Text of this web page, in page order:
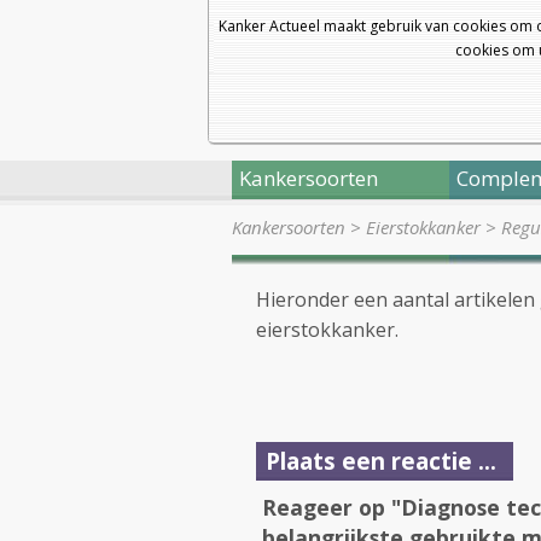
Kanker Actueel maakt gebruik van cookies
cookies om
Kankersoorten
Kankersoorten > Eierstokkanker>
Hieronder een aantal
eierstokkanker.
Plaats een reactie ...
Reageer op "Diagnose